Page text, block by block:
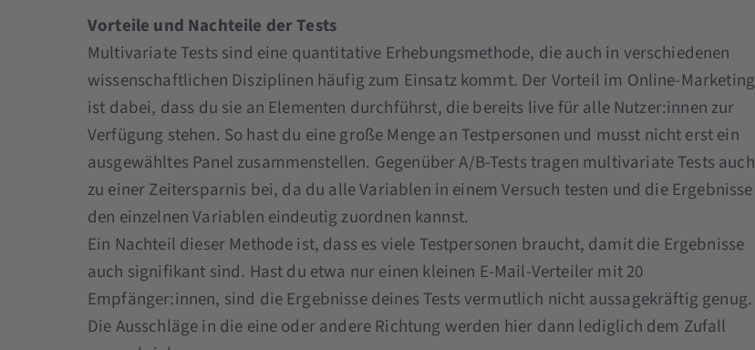
Vorteile und Nachteile der Tests
Multivariate Tests sind eine quantitative Erhebungsmethode, die auch in verschiedenen
wissenschaftlichen Disziplinen häufig zum Einsatz kommt. Der Vorteil im Online-Marketing
ist dabei, dass du sie an Elementen durchführst, die bereits live für alle Nutzer:innen zur
Verfügung stehen. So hast du eine große Menge an Testpersonen und musst nicht erst ein
ausgewähltes Panel zusammenstellen. Gegenüber A/B-Tests tragen multivariate Tests auch
zu einer Zeitersparnis bei, da du alle Variablen in einem Versuch testen und die Ergebnisse
den einzelnen Variablen eindeutig zuordnen kannst.
Ein Nachteil dieser Methode ist, dass es viele Testpersonen braucht, damit die Ergebnisse
auch signifikant sind. Hast du etwa nur einen kleinen E-Mail-Verteiler mit 20
Empfänger:innen, sind die Ergebnisse deines Tests vermutlich nicht aussagekräftig genug.
Die Ausschläge in die eine oder andere Richtung werden hier dann lediglich dem Zufall